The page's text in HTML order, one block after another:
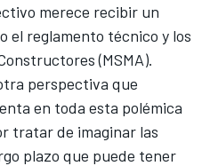
merece recibir un
el reglamento técnico y los
(MSMA).
perspectiva que
en toda esta polémica
tratar de imaginar las
plazo que puede tener